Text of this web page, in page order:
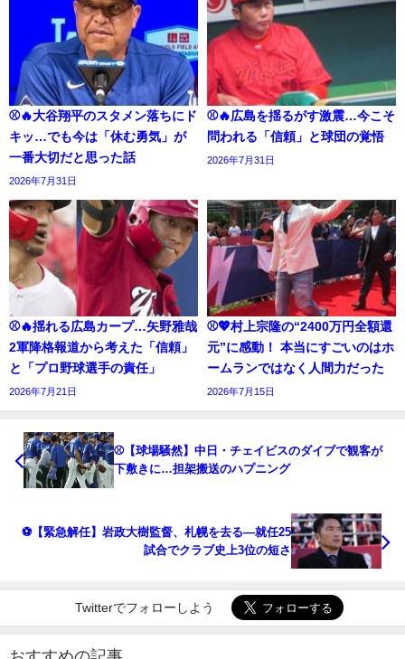
⚾🔥大谷翔平のスタメン落ちにド
キッ…でも今は「休む勇気」が
一番大切だと思った話
2026年7月31日
⚾🔥広島を揺るがす激震…今こそ
問われる「信頼」と球団の覚悟
2026年7月31日
⚾🔥揺れる広島カープ…矢野雅哉
2軍降格報道から考えた「信頼」
と「プロ野球選手の責任」
2026年7月21日
⚾💖村上宗隆の“2400万円全額還
元”に感動！ 本当にすごいのはホ
ームランではなく人間力だった
2026年7月15日
⚾【球場騒然】中日・チェイビスのダイブで観客が
下敷きに…担架搬送のハプニング
⚽【緊急解任】岩政大樹監督、札幌を去る―就任25
試合でクラブ史上3位の短さ
Twitterでフォローしよう